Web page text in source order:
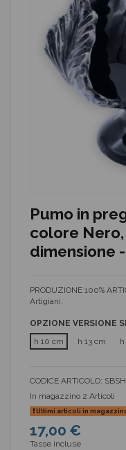
Pumo in
colore
dimensione
PRODUZIONE 100%
Artigiani.
OPZIONE VERSIONE
h 10 cm
h 13 cm
CODICE ARTICOLO:
In magazzino 2 Articoli
Ultimi articoli in
17,00 €
Tasse incluse